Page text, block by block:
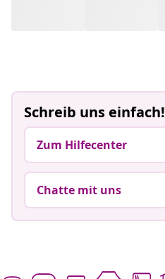
Schreib uns einfach!
Zum Hilfecenter
Chatte mit uns